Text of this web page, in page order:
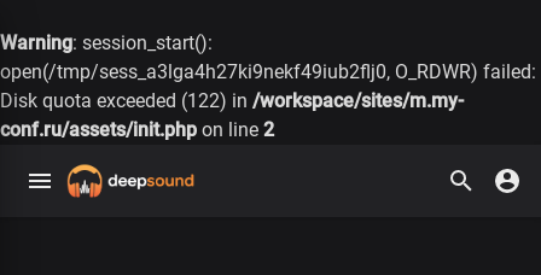
Warning: session_start():
open(/tmp/sess_a3lga4h27ki9nekf49iub2flj0, O_RDWR) failed:
Disk quota exceeded (122) in /workspace/sites/m.my-
conf.ru/assets/init.php on line 2